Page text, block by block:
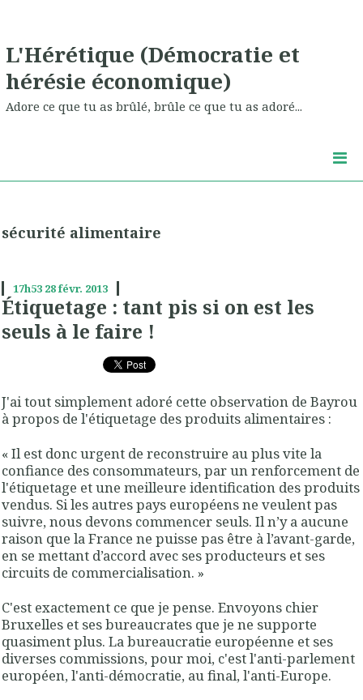
L'Hérétique (Démocratie et
hérésie économique)
Adore ce que tu as brûlé, brûle ce que tu as adoré...
sécurité alimentaire
17h53 28févr. 2013
Étiquetage : tant pis si on est les
seuls à le faire !
J'ai tout simplement adoré cette observation de Bayrou
à propos de l'étiquetage des produits alimentaires :
« Il est donc urgent de reconstruire au plus vite la
confiance des consommateurs, par un renforcement de
l'étiquetage et une meilleure identification des produits
vendus. Si les autres pays européens ne veulent pas
suivre, nous devons commencer seuls. Il n’y a aucune
raison que la France ne puisse pas être à l’avant-garde,
en se mettant d’accord avec ses producteurs et ses
circuits de commercialisation. »
C'est exactement ce que je pense. Envoyons chier
Bruxelles et ses bureaucrates que je ne supporte
quasiment plus. La bureaucratie européenne et ses
diverses commissions, pour moi, c'est l'anti-parlement
européen, l'anti-démocratie, au final, l'anti-Europe.